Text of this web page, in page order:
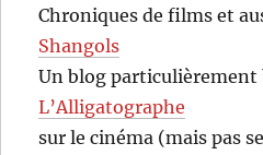
Chroniques de films et
Shangols
Un blog
L’Alligatographe
sur le cinéma (mais pas